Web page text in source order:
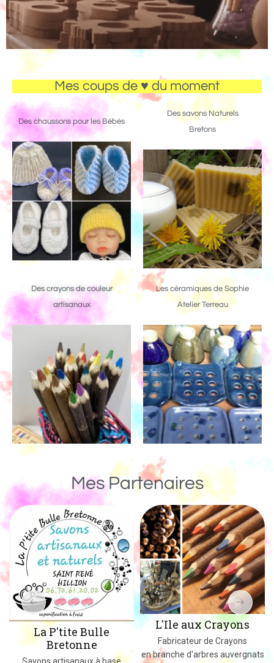
Mes coups de ♥ du moment
Des chaussons pour les Bébés
Des savons Naturels
Bretons
Des crayons de couleur
artisanaux
Les céramiques de Sophie
Atelier Terreau
Mes Partenaires
L'Ile aux Crayons
Fabricateur de Crayons
en branche d'arbres auvergnats
Un Monde de
Des jeux, jouets et objets
massif fabriqués dans